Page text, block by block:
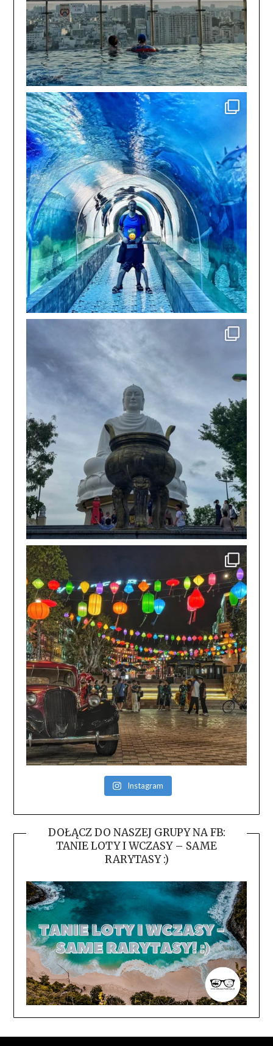
Instagram
DOŁĄCZ DO NASZEJ GRUPY NA FB:
TANIE LOTY I WCZASY – SAME
RARYTASY :)